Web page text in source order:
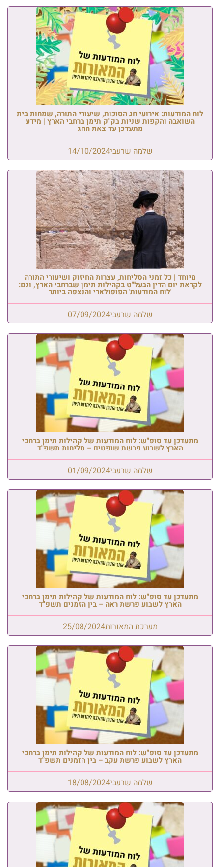
לוח המודעות: אירועי חג הסוכות, שיעורי התורה, שמחות בית
השואבה והקפות שניות בק"ק תימן ברחבי הארץ | מידע
מתעדכן עד צאת החג
שלמה שרעבי14/10/2024
מיוחד | כל זמני הסליחות, עצרות החיזוק ושיעורי התורה
לקראת יום הדין הבעל"ט בקהילות תימן שברחבי הארץ, וגם:
'לוח המודעות' הפופולארי והנצפה ביותר
שלמה שרעבי07/09/2024
מתעדכן עד סופ"ש: לוח המודעות של קהילות תימן ברחבי
הארץ לשבוע פרשת שופטים – סליחות תשפ"ד
שלמה שרעבי01/09/2024
מתעדכן עד סופ"ש: לוח המודעות של קהילות תימן ברחבי
הארץ לשבוע פרשת ראה – בין הזמנים תשפ"ד
מערכת המאורות25/08/2024
מתעדכן עד סופ"ש: לוח המודעות של קהילות תימן ברחבי
הארץ לשבוע פרשת עקב – בין הזמנים תשפ"ד
שלמה שרעבי18/08/2024